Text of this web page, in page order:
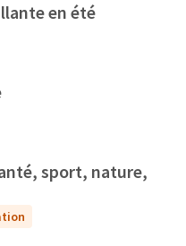
en été
sport, nature,